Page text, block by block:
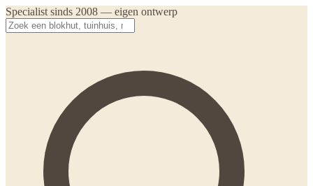
Specialist sinds 2008 — eigen ontwerp